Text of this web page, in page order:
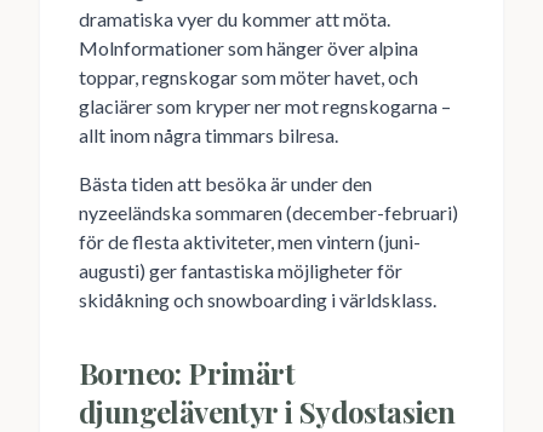
dramatiska vyer du kommer att möta.
Molnformationer som hänger över alpina
toppar, regnskogar som möter havet, och
glaciärer som kryper ner mot regnskogarna –
allt inom några timmars bilresa.
Bästa tiden att besöka är under den
nyzeeländska sommaren (december-februari)
för de flesta aktiviteter, men vintern (juni-
augusti) ger fantastiska möjligheter för
skidåkning och snowboarding i världsklass.
Borneo: Primärt
djungeläventyr i Sydostasien